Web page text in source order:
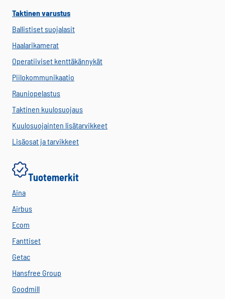
Taktinen varustus
Ballistiset suojalasit
Haalarikamerat
Operatiiviset kenttäkännykät
Piilokommunikaatio
Rauniopelastus
Taktinen kuulosuojaus
Kuulosuojainten lisätarvikkeet
Lisäosat ja tarvikkeet
Tuotemerkit
Aina
Airbus
Ecom
Fanttiset
Getac
Hansfree Group
Goodmill